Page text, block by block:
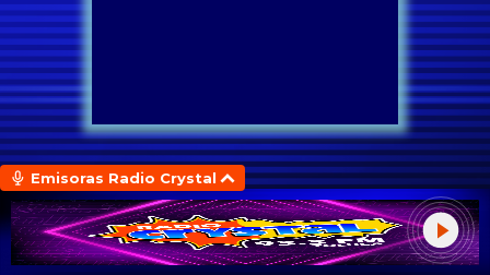
Emisoras Radio Crystal